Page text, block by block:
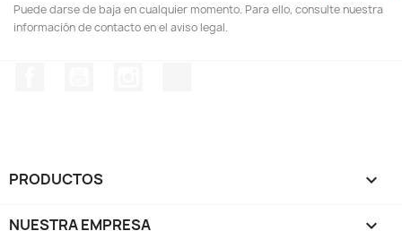
Puede darse de baja en cualquier momento. Para ello, consulte nuestra
información de contacto en el aviso legal.
PRODUCTOS 
NUESTRA EMPRESA 